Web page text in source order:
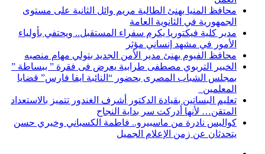
محافظ المنيا يهنئ الطالبة مريم وائل الثانية على مستوى
الجمهورية في الثانوية العامة
مدير كلية فيكتوريا يكرم سفراء المستقبل.. ويحتفي بأولياء
الأمور في مشهد إنساني مؤثر
محافظ الفيوم يهنئ مدير الأمن الجديد بتولي مهام منصبه
الخبير التربوي مصطفى طرابية يعرض فى فقرة ” ببساطة ”
بمجلس الشباب المصرى بحضور “النائبة ايفا فارس” قضايا
المعلمين
تعليم البساتين بقيادة الدكتور أشرف الغندور تتميز بالاستعداد
المتقن… لأنها أدركت سر بداية النجاح
كواليس نادرة من ماسبيرو.. فاطمة الكسباني وخيري حسن
يتحدثان عن زمن الإعلام الجميل